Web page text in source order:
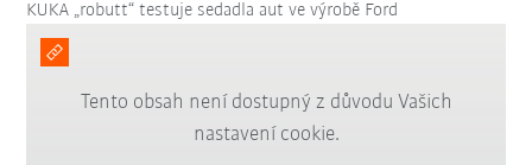
KUKA „robutt“ testuje sedadla aut ve výrobě Ford
Tento obsah není dostupný z důvodu Vašich
nastavení cookie.